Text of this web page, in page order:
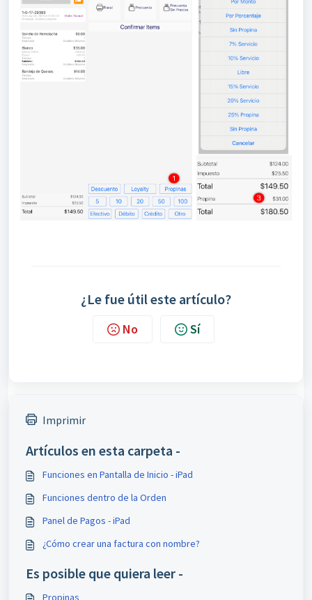
¿Le fue útil este artículo?
No Sí
Imprimir
Artículos en esta carpeta -
Funciones en Pantalla de Inicio - iPad
Funciones dentro de la Orden
Panel de Pagos - iPad
¿Cómo crear una factura con nombre?
Es posible que quiera leer -
Propinas